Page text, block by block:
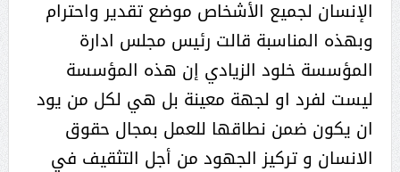
الإنسان لجميع الأشخاص موضع تقدير واحترام
وبهذه المناسبة قالت رئيس مجلس ادارة
المؤسسة خلود الزيادي إن هذه المؤسسة
ليست لفرد او لجهة معينة بل هي لكل من يود
ان يكون ضمن نطاقها للعمل بمجال حقوق
الانسان و تركيز الجهود من أجل التثقيف في